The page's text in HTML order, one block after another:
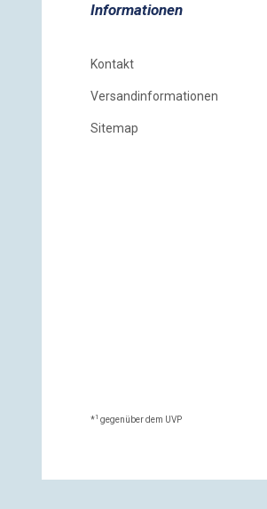
Informationen
Kontakt
Versandinformationen
Sitemap
*1 gegenüber dem UVP